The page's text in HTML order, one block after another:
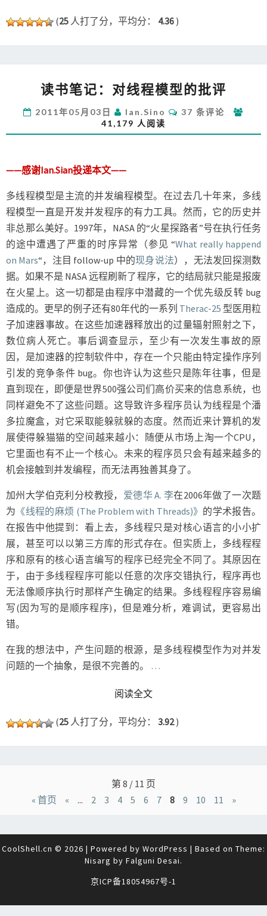
(25 人打了分，平均分： 4.36 )
书
记：
对
的
批
评
读书笔记：对线程模型的批评
2011年05月03日 Ian.sino
评
论
37 条评论
41,179 人阅读
——感谢Ian.Sian投递本文——
多线程模型是主流的并发编程模型。在过去几十年来，多线
程模型一直是开发并发程序的有力工具。然而，它的历史并
非总那么美好。1997年，NASA 的“火星探路者”号在执行任务
的途中遭遇了严重的时序异常（参见 “What really happend
on Mars“，注目 follow-up 中的现身说法），无法发回探测数
据。如果不是 NASA 远程刷新了程序，它的结局就只能是报废
在火星上。这一切都是由程序中潜藏的一个优先级反转 bug
造成的。更早的例子还有80年代的一系列 Therac-25 型医用粒
子加速器事故。在这些加速器释放出的过量辐射照射之下，
数位病人死亡。事后调查显示，至少有一次发生事故的原
因，是加速器的控制软件中，存在一个只能由特定操作序列
引发的竞争条件 bug。你也许认为这些只是陈年往事，但是
直到现在，即便是世界500强公司们高价买来的信息系统，也
同样避免不了这些问题。这导致许多程序员认为线程是个潘
多拉魔盒，对它采取能躲就躲的态度。然而近来计算机的发
展使得躲猫猫的空间越来越小：随便从市场上淘一个CPU，
它里面也有不止一个核心。未来的程序员只会有越来越多的
机会接触到并发编程，而无法再独善其身了。
加州大学伯克利分校教授， 爱德华 A. 李在2006年做了一次题
为 《线程的麻烦 (The Problem with Threads)》 的学术报告。
在报告中他提到：看上去，多线程只是对核心语言的小小扩
展，甚至可以以第三方库的形式存在。但实质上，多线程程
序和原有的核心语言编写的程序已经完全不同了。其原因在
于，由于多线程程序可能以任意的次序交错执行，程序再也
无法像顺序执行时那样产生确定的结果。多线程程序容易编
写(因为写的是顺序程序)，但是难分析，难调试，更容易出
错。
在我的想法中，产生问题的根源，是多线程模型作为对并发
问题的一个抽象，是很不完善的。 …
阅读全文READ MORE
(25 人打了分，平均分： 3.92)
第 8 / 11 页
« 首页
« ... 2 3 4 5 6 7 8 9 10 11 »
CoolShell.cn © 2026 | Powered by WordPress | Based on Theme:
Nisarg by Falguni Desai.
京ICP备18054967号-1